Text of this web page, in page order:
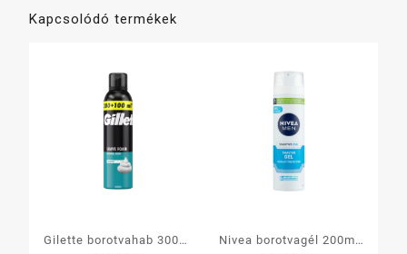
Kapcsolódó termékek
Gilette borotvahab 300ml
Nivea borotvagél 200ml